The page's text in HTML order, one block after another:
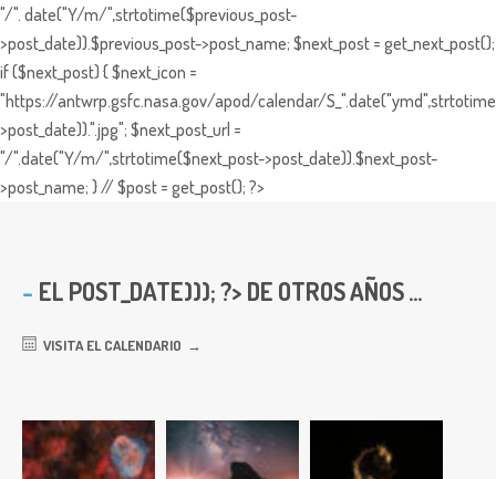
"/". date("Y/m/",strtotime($previous_post-
>post_date)).$previous_post->post_name; $next_post = get_next_post();
if ($next_post) { $next_icon =
"https://antwrp.gsfc.nasa.gov/apod/calendar/
>post_date)).".jpg"; $next_post_url =
"/".date("Y/m/",strtotime($next_post->post_date)).$next_post-
>post_name; } // $post = get_post(); ?>
EL POST_DATE))); ?> DE OTROS AÑOS ...
VISITA EL CALENDARIO